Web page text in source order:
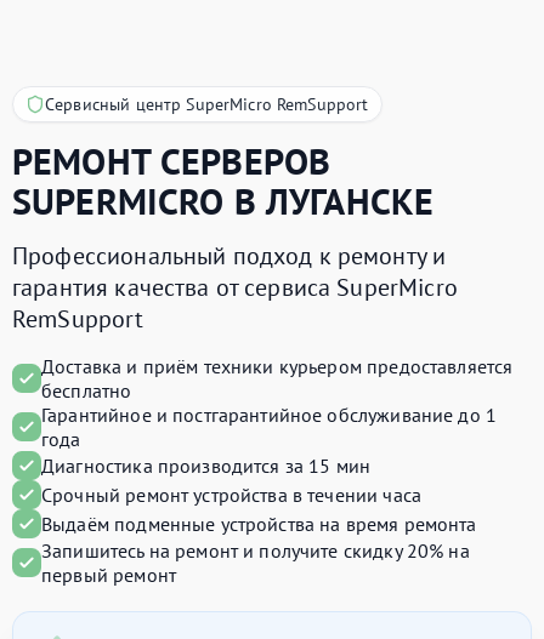
Сервисный центр SuperMicro RemSupport
РЕМОНТ СЕРВЕРОВ
SUPERMICRO В ЛУГАНСКЕ
Профессиональный подход к ремонту и
гарантия качества от сервиса SuperMicro
RemSupport
Доставка и приём техники курьером предоставляется
бесплатно
Гарантийное и постгарантийное обслуживание до 1
года
Диагностика производится за 15 мин
Срочный ремонт устройства в течении часа
Выдаём подменные устройства на время ремонта
Запишитесь на ремонт и получите скидку 20% на
первый ремонт